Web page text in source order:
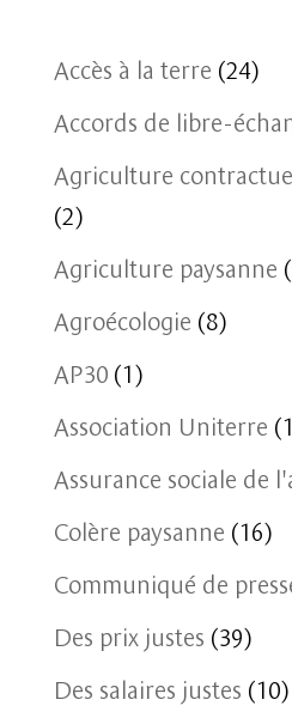
Accès à la terre (24)
Accords de libre-
Agriculture
(2)
Agriculture paysanne
Agroécologie (8)
AP30(1)
Association Uniterre
Assurance sociale de
Colère paysanne (16)
Communiqué de
Des prix justes (39)
Des salaires justes (10)